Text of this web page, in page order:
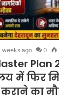
weeks ago 0
Plan
में फिर
कराने का